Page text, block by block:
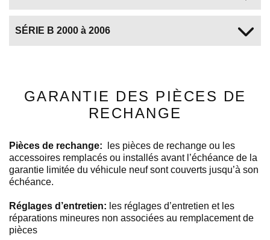
SÉRIE B 2000 à 2006
GARANTIE DES PIÈCES DE
RECHANGE
Pièces de rechange: les pièces de rechange ou les
accessoires remplacés ou installés avant l’échéance de la
garantie limitée du véhicule neuf sont couverts jusqu’à son
échéance.
Réglages d’entretien: les réglages d’entretien et les
réparations mineures non associées au remplacement de
pièces